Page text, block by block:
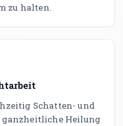
zu halten.
Schatten- und
Heilung